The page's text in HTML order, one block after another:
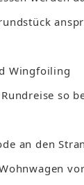
Wingfoiling
so
an den